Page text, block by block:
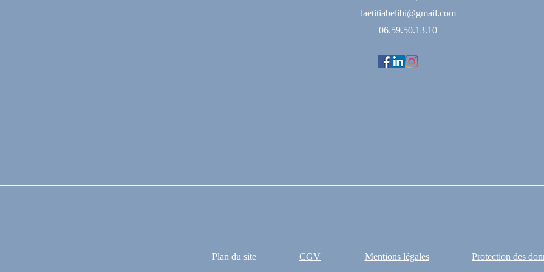
laetitiabelibi@gmail.com
06.59.50.13.10
Plan du site CGV Mentions légales Protection des